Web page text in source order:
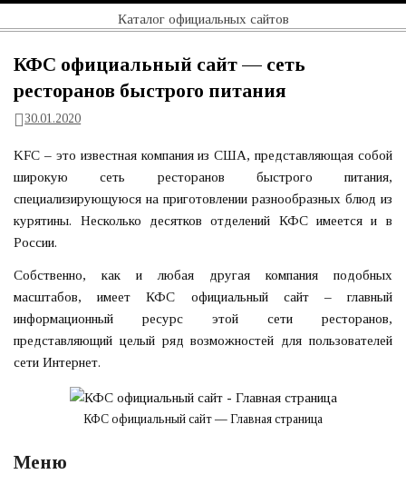
Перейти
содержимому
Официальный
Каталог официальных сайтов
КФС официальный сайт — сеть
ресторанов быстрого питания
30.01.2020
KFC – это известная компания из США, представляющая собой
широкую сеть ресторанов быстрого питания,
специализирующуюся на приготовлении разнообразных блюд из
курятины. Несколько десятков отделений КФС имеется и в
России.
Собственно, как и любая другая компания подобных
масштабов, имеет КФС официальный сайт – главный
информационный ресурс этой сети ресторанов,
представляющий целый ряд возможностей для пользователей
сети Интернет.
КФС официальный сайт — Главная страница
Меню